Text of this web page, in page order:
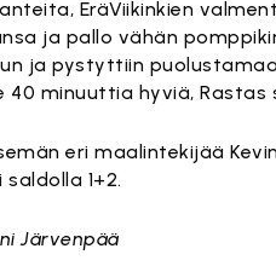
EräViikinkien
ja pallo vähän
ja pystyttiin
minuuttia hyviä, Rastas
eri maalintekijää
1+2.
Järvenpää